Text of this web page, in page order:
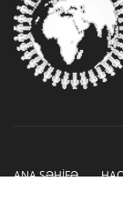
ANA SƏHİFƏ